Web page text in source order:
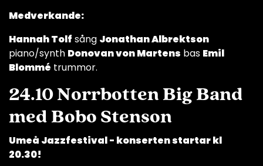
Medverkande:
Hannah Tolf sång Jonathan Albrektson
piano/synth Donovan von Martens bas Emil
Blommé trummor.
24.10 Norrbotten Big Band
med Bobo Stenson
Umeå Jazzfestival - konserten startar kl
20.30!